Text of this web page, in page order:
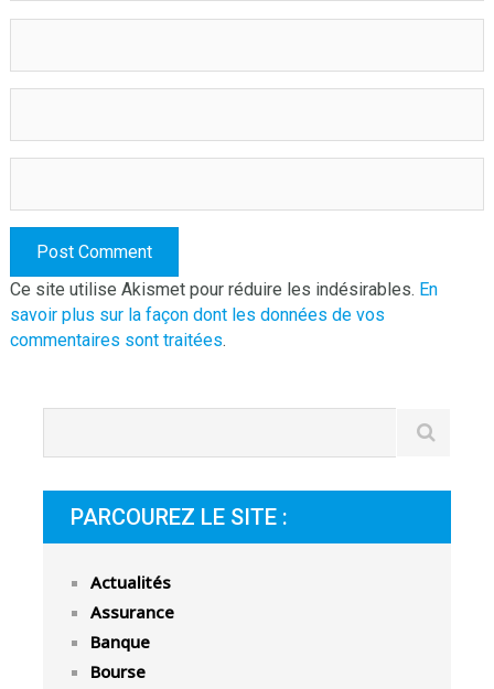
Ce site utilise Akismet pour réduire les indésirables. En
savoir plus sur la façon dont les données de vos
commentaires sont traitées.
PARCOUREZ LE SITE :
Actualités
Assurance
Banque
Bourse